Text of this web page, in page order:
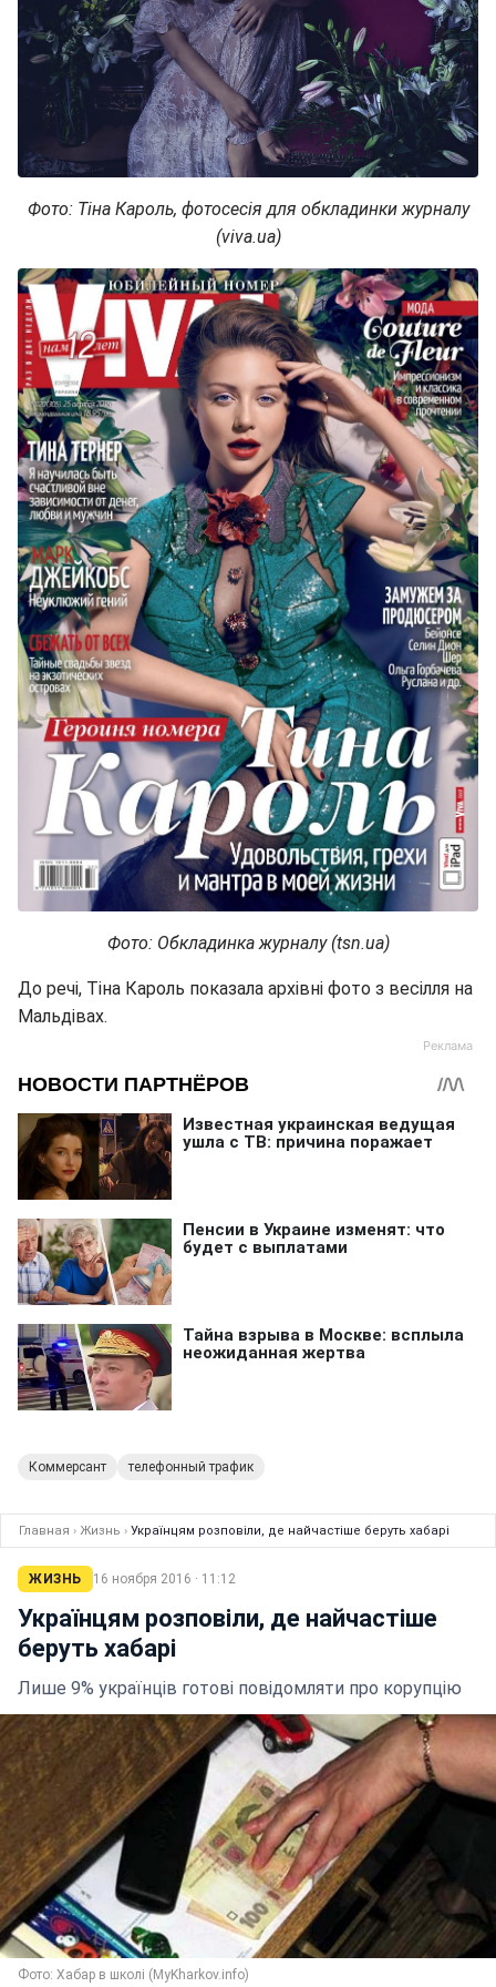
Фото: Тіна Кароль, фотосесія для обкладинки журналу
(viva.ua)
Фото: Обкладинка журналу (tsn.ua)
До речі, Тіна Кароль показала архівні фото з весілля на
Мальдівах.
Коммерсант телефонный трафик
Главная › Жизнь › Українцям розповіли, де найчастіше беруть хабарі
ЖИЗНЬ 16 ноября 2016 · 11:12
Українцям розповіли, де найчастіше
беруть хабарі
Лише 9% українців готові повідомляти про корупцію
Фото: Хабар в школі (MyKharkov.info)